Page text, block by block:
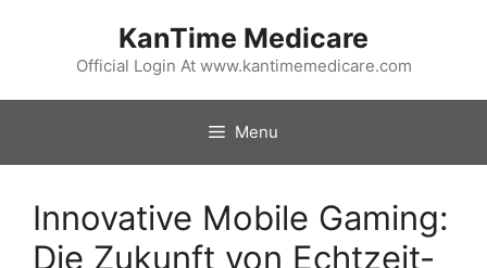
KanTime Medicare
Official Login At www.kantimemedicare.com
Menu
Innovative Mobile Gaming:
Die Zukunft von Echtzeit-